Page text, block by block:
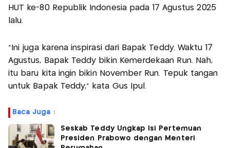
HUT ke-80 Republik Indonesia pada 17 Agustus 2025
lalu.
"Ini juga karena inspirasi dari Bapak Teddy. Waktu 17
Agustus, Bapak Teddy bikin Kemerdekaan Run. Nah,
itu baru kita ingin bikin November Run. Tepuk tangan
untuk Bapak Teddy," kata Gus Ipul.
Baca Juga :
Seskab Teddy Ungkap Isi Pertemuan
Presiden Prabowo dengan Menteri